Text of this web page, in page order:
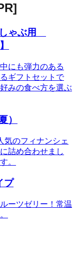
ゃぶ用
にも弾力のある
ギフトセットで
みの食べ方を選ぶ
）
気のフィナンシェ
詰め合わせまし
。
プ
ーツゼリー！常温